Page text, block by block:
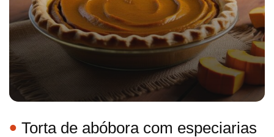
Torta de abóbora com especiarias